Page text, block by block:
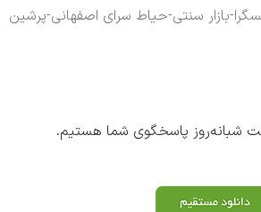
بازار سنتی-حیاط سرای اصفهانی-پرشین